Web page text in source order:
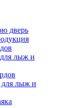
дверь
лыж и
лыж и